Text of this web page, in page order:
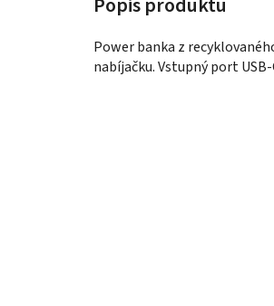
Power banka z
nabíjačku. Vstupný port